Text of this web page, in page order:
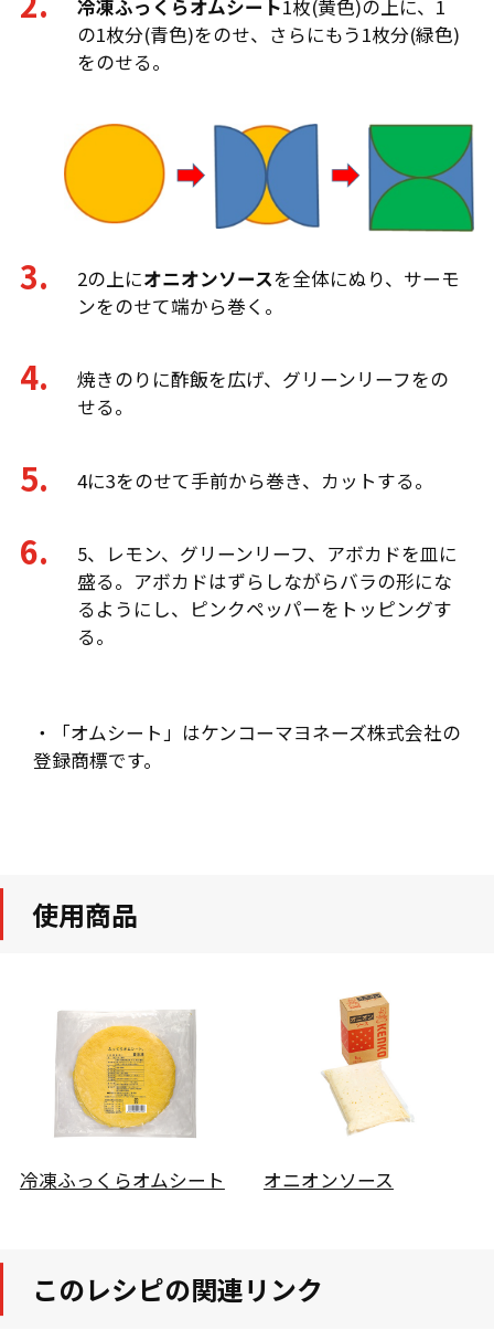
冷凍ふっくらオムシート1枚(黄色)の上に、1
の1枚分(青色)をのせ、さらにもう1枚分(緑色)
をのせる。
2の上にオニオンソースを全体にぬり、サーモ
ンをのせて端から巻く。
焼きのりに酢飯を広げ、グリーンリーフをの
せる。
4に3をのせて手前から巻き、カットする。
5、レモン、グリーンリーフ、アボカドを皿に
盛る。アボカドはずらしながらバラの形にな
るようにし、ピンクペッパーをトッピングす
る。
・「オムシート」はケンコーマヨネーズ株式会社の
登録商標です。
使用商品
冷凍ふっくらオムシート オニオンソース
このレシピの関連リンク